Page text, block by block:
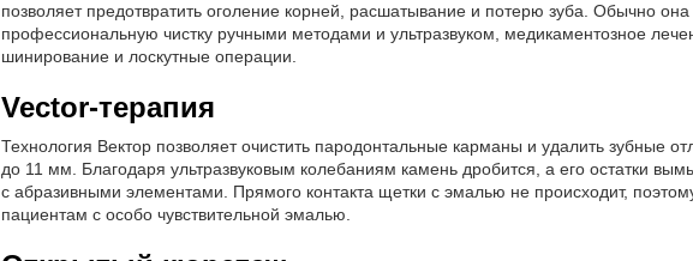
позволяет предотвратить оголение корней, расшатывание и потерю зуба. Обычно она
профессиональную чистку ручными методами и ультразвуком, медикаментозное
шинирование и лоскутные операции.
Vector-терапия
Технология Вектор позволяет очистить пародонтальные карманы и удалить зубные
до 11 мм. Благодаря ультразвуковым колебаниям камень дробится, а его остатки
с абразивными элементами. Прямого контакта щетки с эмалью не происходит,
пациентам с особо чувствительной эмалью.